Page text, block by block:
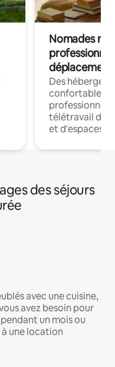
Nomades
déplacement
Des
confortables
professionnels
télétravail
et d'espaces
des séjours
avec une cuisine,
avez besoin pour
un mois ou
une location